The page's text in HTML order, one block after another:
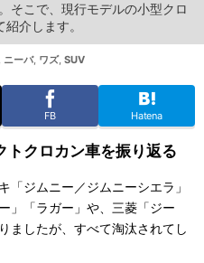
そこで、現行モデルの小型クロ
介します。
ニーバ, ワズ, SUV
FB Hatena
トクロカン車を振り返る
ジムニー／ジムニーシエラ」
」「ラガー」や、三菱「ジー
ましたが、すべて淘汰されてし